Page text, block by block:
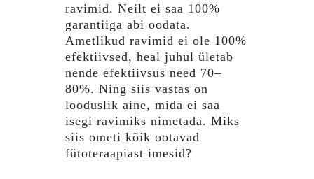
ravimid. Neilt ei saa 100%
garantiiga abi oodata.
Ametlikud ravimid ei ole 100%
efektiivsed, heal juhul ületab
nende efektiivsus need 70–
80%. Ning siis vastas on
looduslik aine, mida ei saa
isegi ravimiks nimetada. Miks
siis ometi kõik ootavad
fütoteraapiast imesid?